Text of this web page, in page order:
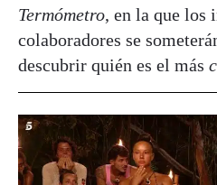
Termómetro, en la que los
colaboradores se
descubrir quién es el más